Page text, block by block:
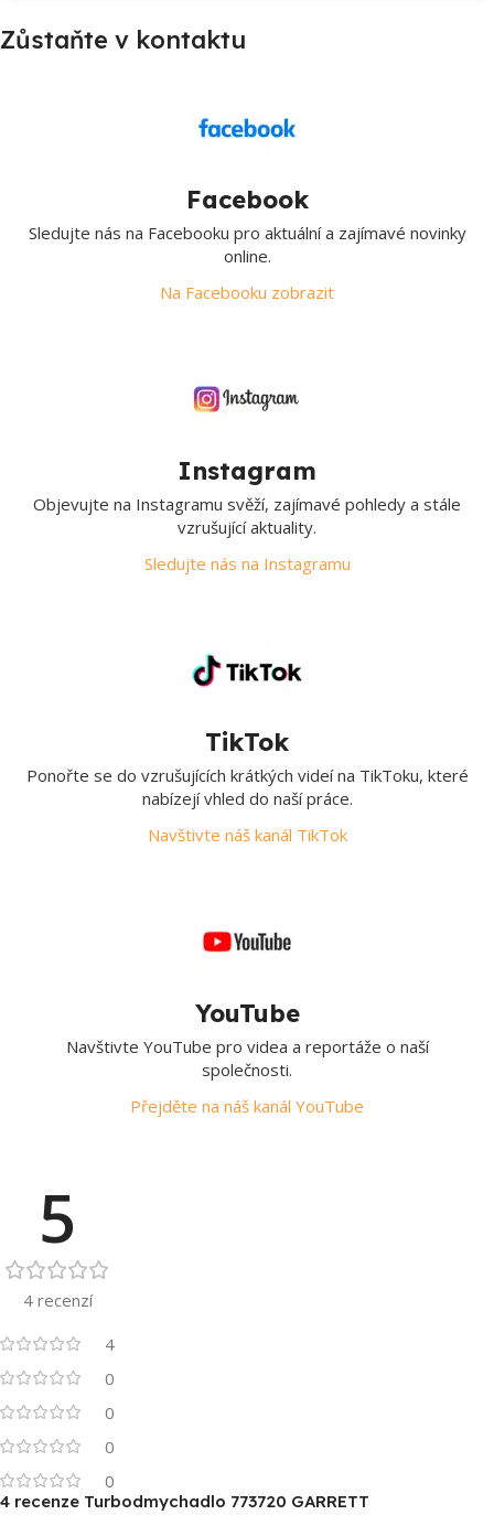
Zůstaňte v kontaktu
Facebook
Sledujte nás na Facebooku pro aktuální a zajímavé novinky
online.
Na Facebooku zobrazit
Instagram
Objevujte na Instagramu svěží, zajímavé pohledy a stále
vzrušující aktuality.
Sledujte nás na Instagramu
TikTok
Ponořte se do vzrušujících krátkých videí na TikToku, které
nabízejí vhled do naší práce.
Navštivte náš kanál TikTok
YouTube
Navštivte YouTube pro videa a reportáže o naší
společnosti.
Přejděte na náš kanál YouTube
5
4 recenzí
4
0
0
0
0
4 recenze Turbodmychadlo 773720 GARRETT